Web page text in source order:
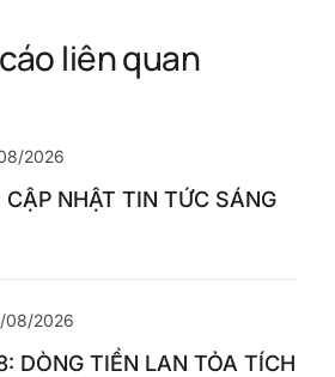
liên quan
2026
NHẬT TIN TỨC SÁNG
08/2026
DÒNG TIỀN LAN TỎA TÍCH